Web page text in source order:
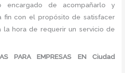
encargado de acompañarlo y
fin con el propósito de satisfacer
la hora de requerir un servicio de
PARA EMPRESAS EN Ciudad